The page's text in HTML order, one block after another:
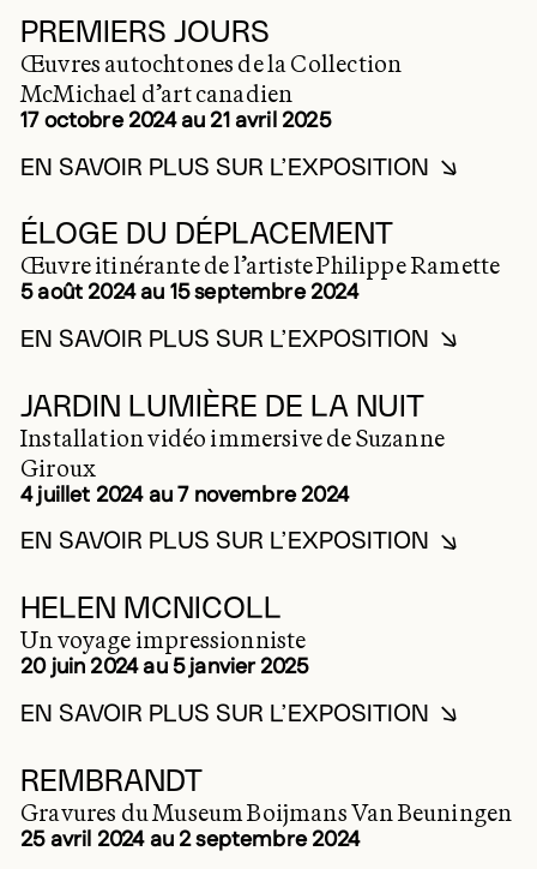
PREMIERS JOURS
Œuvres autochtones de la Collection
McMichael d’art canadien
17 octobre 2024 au 21 avril 2025
EN SAVOIR PLUS SUR L’EXPOSITION
EN SAVOIR PLUS SUR
2024
ÉLOGE DU DÉPLACEMENT
Œuvre itinérante de l’artiste Philippe Ramette
5 août 2024 au 15 septembre 2024
EN SAVOIR PLUS SUR L’EXPOSITION
EN SAVOIR PLUS SUR
2024
JARDIN LUMIÈRE DE LA NUIT
Installation vidéo immersive de Suzanne
Giroux
4 juillet 2024 au 7 novembre 2024
EN SAVOIR PLUS SUR L’EXPOSITION
EN SAVOIR PLUS SUR
2024
HELEN MCNICOLL
Un voyage impressionniste
20 juin 2024 au 5 janvier 2025
EN SAVOIR PLUS SUR L’EXPOSITION
EN SAVOIR PLUS SUR
2024
REMBRANDT
Gravures du Museum Boijmans Van Beuningen
25 avril 2024 au 2 septembre 2024